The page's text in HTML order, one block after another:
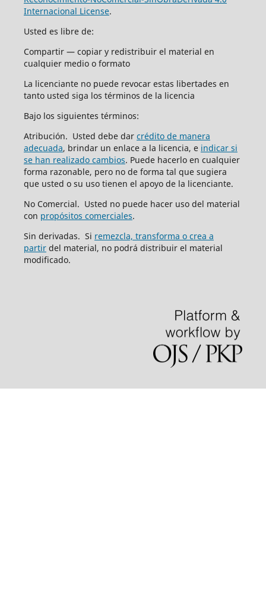
Internacional License.
Usted es libre de:
Compartir — copiar y redistribuir el material en
cualquier medio o formato
La licenciante no puede revocar estas libertades en
tanto usted siga los términos de la licencia
Bajo los siguientes términos:
Atribución. Usted debe dar crédito de manera
adecuada, brindar un enlace a la licencia, e indicar si
se han realizado cambios. Puede hacerlo en cualquier
forma razonable, pero no de forma tal que sugiera
que usted o su uso tienen el apoyo de la licenciante.
No Comercial. Usted no puede hacer uso del material
con propósitos comerciales.
Sin derivadas. Si remezcla, transforma o crea a
partirdel material, no podrá distribuir el material
modificado.